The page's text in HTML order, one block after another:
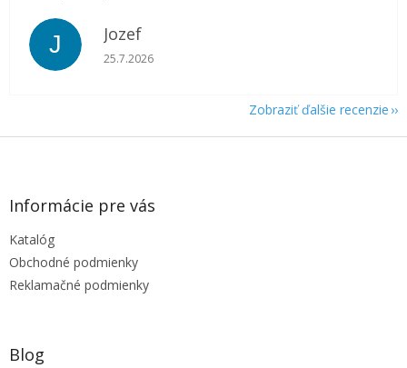
J Jozef
Hodnotenie obchodu je 5 z 5 hviezdičiek.
25.7.2026
Zobraziť ďalšie recenzie
Z
Informácie pre vás
Katalóg
Obchodné podmienky
Reklamačné podmienky
Blog